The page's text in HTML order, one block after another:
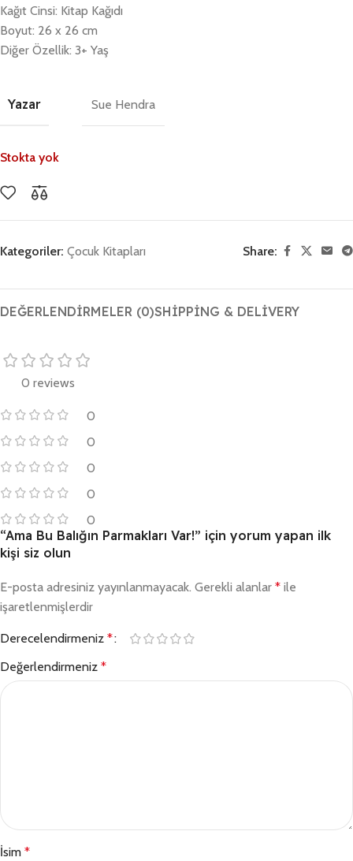
Kağıt Cinsi: Kitap Kağıdı
Boyut: 26 x 26 cm
Diğer Özellik: 3+ Yaş
Yazar Sue Hendra
Stokta yok
Kategoriler: Çocuk Kitapları Share:
DEĞERLENDIRMELER (0)SHIPPING & DELIVERY
0 reviews
0
0
0
0
0
“Ama Bu Balığın Parmakları Var!” için yorum yapan ilk
kişi siz olun
E-posta adresiniz yayınlanmayacak. Gerekli alanlar * ile
işaretlenmişlerdir
Derecelendirmeniz *
Değerlendirmeniz *
İsim *